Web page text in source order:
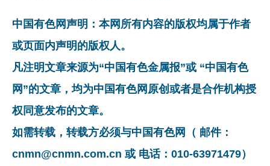
中国有色网声明：本网所有内容的版权均属于作者
或页面内声明的版权人。
凡注明文章来源为“中国有色金属报”或 “中国有色
网”的文章，均为中国有色网原创或者是合作机构授
权同意发布的文章。
如需转载，转载方必须与中国有色网（ 邮件：
cnmn@cnmn.com.cn 或 电话：010-63971479）